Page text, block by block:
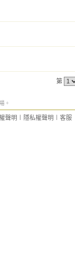
第
。
聲明 隱私權聲明 客服